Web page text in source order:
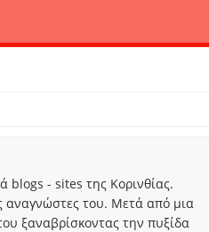
blogs - sites της Κορινθίας.
αναγνώστες του. Μετά από μια
ξαναβρίσκοντας την πυξίδα